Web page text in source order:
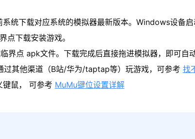
统下载对应系统的模拟器最新版本。Windows设备
点下载安装游戏。
界点 apk文件。下载完成后直接拖进模拟器，即可自
过其他渠道（B站/华为/taptap等）玩游戏，可参考 找
键鼠， 可参考 MuMu键位设置详解